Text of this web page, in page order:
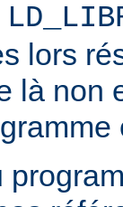
lors
là non